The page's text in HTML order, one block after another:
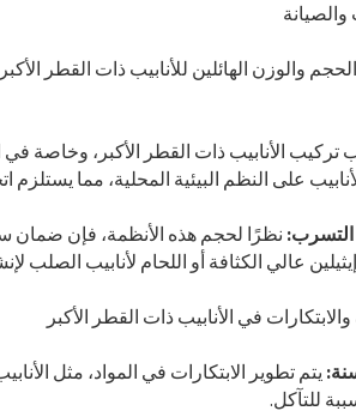
والوزن الهائلين للأنابيب ذات القطر
تركيب الأنابيب ذات القطر الأكبر، وخاصة
على النظم البيئية المحلية، مما يستلزم
التسرب: نظرًا لحجم هذه الأنظمة، فإن ضمان
عالي الكثافة أو اللحام لأنابيب
يتم تطوير الابتكارات في المواد، مثل
للتآكل.